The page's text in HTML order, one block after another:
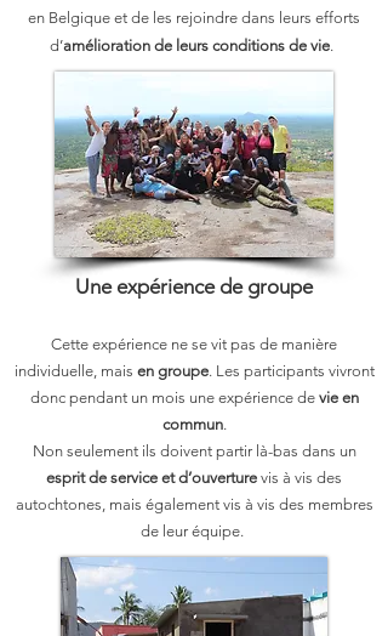
en Belgique et de les rejoindre dans leurs efforts
d’amélioration de leurs conditions de vie.
Une expérience de groupe
Cette expérience ne se vit pas de manière
individuelle, mais en groupe. Les participants vivront
donc pendant un mois une expérience de vie en
commun.
Non seulement ils doivent partir là-bas dans un
esprit de service et d’ouverture vis à vis des
autochtones, mais également vis à vis des membres
de leur équipe.